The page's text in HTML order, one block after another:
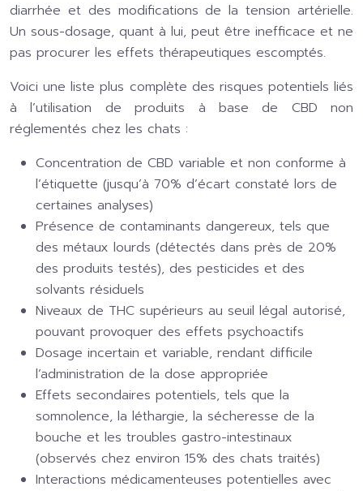
diarrhée et des modifications de la tension artérielle.
Un sous-dosage, quant à lui, peut être inefficace et ne
pas procurer les effets thérapeutiques escomptés.
Voici une liste plus complète des risques potentiels liés
à l’utilisation de produits à base de CBD non
réglementés chez les chats :
Concentration de CBD variable et non conforme à
l’étiquette (jusqu’à 70% d’écart constaté lors de
certaines analyses)
Présence de contaminants dangereux, tels que
des métaux lourds (détectés dans près de 20%
des produits testés), des pesticides et des
solvants résiduels
Niveaux de THC supérieurs au seuil légal autorisé,
pouvant provoquer des effets psychoactifs
Dosage incertain et variable, rendant difficile
l’administration de la dose appropriée
Effets secondaires potentiels, tels que la
somnolence, la léthargie, la sécheresse de la
bouche et les troubles gastro-intestinaux
(observés chez environ 15% des chats traités)
Interactions médicamenteuses potentielles avec